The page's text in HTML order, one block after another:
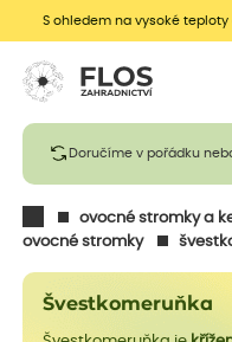
S ohledem na vysoké
Doručíme v pořádku
ovocné stromky a
ovocné stromky
Švestkomeruňka